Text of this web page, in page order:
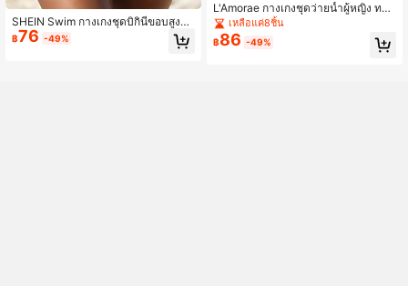
SHEIN Swim กางเกงชุดบิกินีขอบสูงพิ
มพ์ลาย เรียบง่าย มีแหวน สำหรับวันพัก
ผ่อน เซ็กซี่ สำหรับการไปเที่ยวชายหาด
฿76 -49%
L'Amorae กางเกงชุดว่ายน้ำผู้หญิง ทรง
โซ่เรซิน สำหรับฤดูร้อน
เหลือแค่8ชิ้น
฿86 -49%